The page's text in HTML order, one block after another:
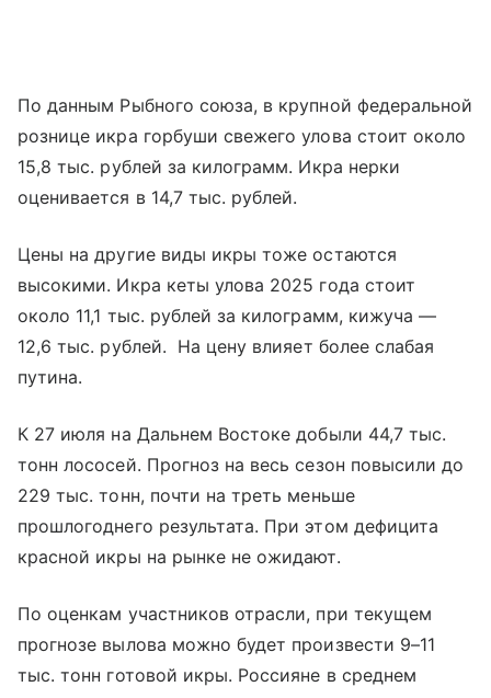
По данным Рыбного союза, в крупной федеральной
рознице икра горбуши свежего улова стоит около
15,8 тыс. рублей за килограмм. Икра нерки
оценивается в 14,7 тыс. рублей.
Цены на другие виды икры тоже остаются
высокими. Икра кеты улова 2025 года стоит
около 11,1 тыс. рублей за килограмм, кижуча —
12,6 тыс. рублей. На цену влияет более слабая
путина.
К 27 июля на Дальнем Востоке добыли 44,7 тыс.
тонн лососей. Прогноз на весь сезон повысили до
229 тыс. тонн, почти на треть меньше
прошлогоднего результата. При этом дефицита
красной икры на рынке не ожидают.
По оценкам участников отрасли, при текущем
прогнозе вылова можно будет произвести 9–11
тыс. тонн готовой икры. Россияне в среднем